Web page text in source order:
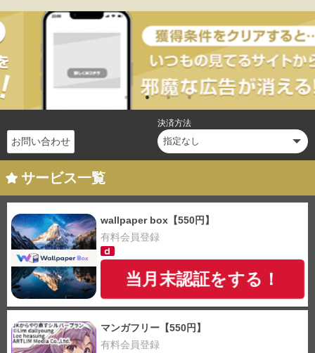
お問い合わせ
決済方法
サービス一覧
wallpaper box【550円】
有料会員登録
当月末認証をする！
マンガフリー【550円】
有料会員登録